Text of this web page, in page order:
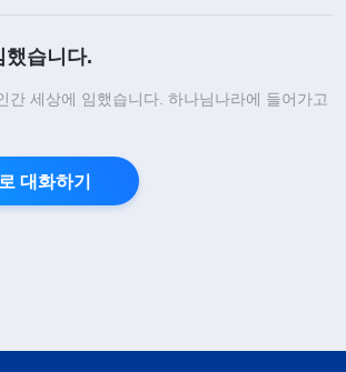
했습니다.
간 세상에 임했습니다. 하나님나라에 들어가고
대화하기